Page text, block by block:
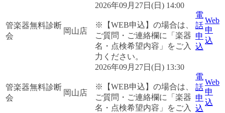
管楽器無料診断
会
岡山店
2026年09月27日(日) 14:00
※【WEB申込】の場合は、
ご質問・ご連絡欄に「楽器
名・点検希望内容」をご入
力ください。
電
話
申
込
Web
申
込
管楽器無料診断
会
岡山店
2026年09月27日(日) 13:30
※【WEB申込】の場合は、
ご質問・ご連絡欄に「楽器
名・点検希望内容」をご入
電
話
申
込
Web
申
込